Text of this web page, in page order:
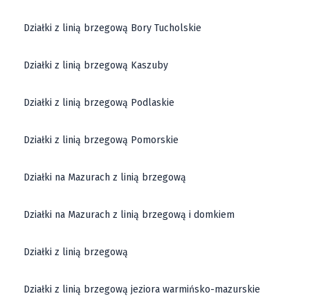
Działki z linią brzegową Bory Tucholskie
Działki z linią brzegową Kaszuby
Działki z linią brzegową Podlaskie
Działki z linią brzegową Pomorskie
Działki na Mazurach z linią brzegową
Działki na Mazurach z linią brzegową i domkiem
Działki z linią brzegową
Działki z linią brzegową jeziora warmińsko-mazurskie